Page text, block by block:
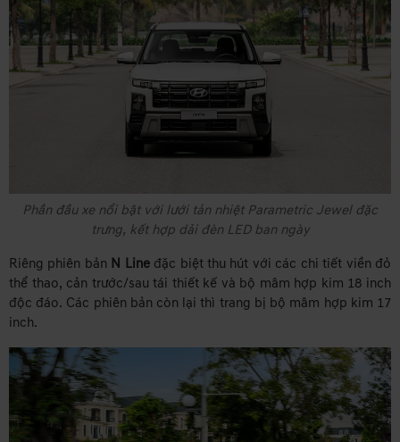
Phần đầu xe nổi bật với lưới tản nhiệt Parametric Jewel đặc
trưng, kết hợp dải đèn LED ban ngày
Riêng phiên bản N Lineđặc biệt thu hút với các chi tiết viền đỏ
thể thao, cản trước/sau tái thiết kế và bộ mâm hợp kim 18 inch
độc đáo. Các phiên bản còn lại thì trang bị bộ mâm hợp kim 17
inch.